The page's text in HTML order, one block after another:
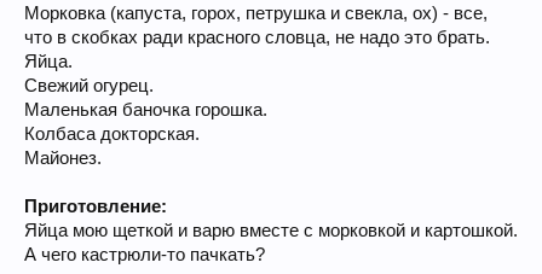
Морковка (капуста, горох, петрушка и свекла, ох) - все,
что в скобках ради красного словца, не надо это брать.
Яйца.
Свежий огурец.
Маленькая баночка горошка.
Колбаса докторская.
Майонез.
Приготовление:
Яйца мою щеткой и варю вместе с морковкой и картошкой.
А чего кастрюли-то пачкать?